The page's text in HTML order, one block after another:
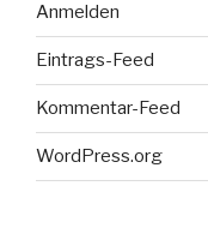
Anmelden
Eintrags-Feed
Kommentar-Feed
WordPress.org